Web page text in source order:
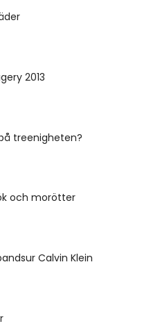
2013
treenigheten?
och morötter
Calvin Klein